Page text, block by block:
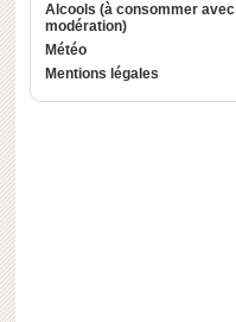
Alcools (à consommer avec
modération)
Météo
Mentions légales